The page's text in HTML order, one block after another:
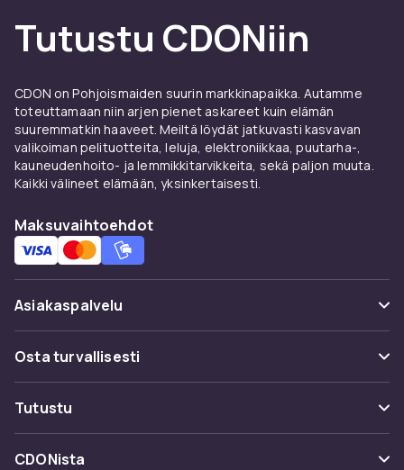
Tutustu CDONiin
CDON on Pohjoismaiden suurin markkinapaikka. Autamme
toteuttamaan niin arjen pienet askareet kuin elämän
suuremmatkin haaveet. Meiltä löydät jatkuvasti kasvavan
valikoiman pelituotteita, leluja, elektroniikkaa, puutarha-,
kauneudenhoito- ja lemmikkitarvikkeita, sekä paljon muuta.
Kaikki välineet elämään, yksinkertaisesti.
Maksuvaihtoehdot
Asiakaspalvelu
Usein kysyttyä (UKK)
Seuraa pakettia
Ota yhteyttä
Osta turvallisesti
Maksuvaihtoehdot
Toimitus
Tutustu
Kategoriat
CDONista